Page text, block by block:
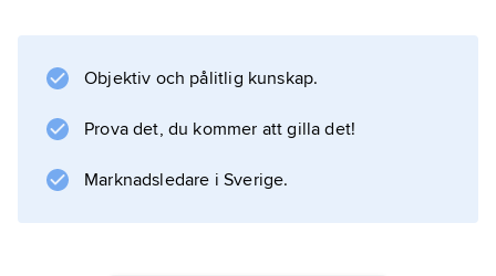
Objektiv och pålitlig kunskap.
Prova det, du kommer att gilla det!
Marknadsledare i Sverige.